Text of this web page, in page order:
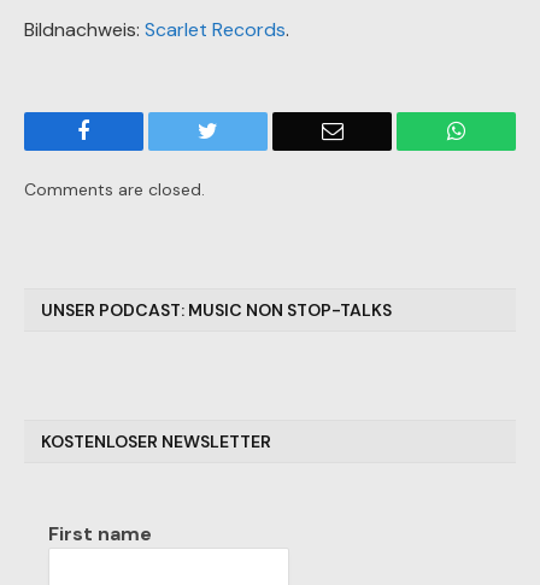
Bildnachweis: Scarlet Records.
Email
Comments are closed.
UNSER PODCAST: MUSIC NON STOP-TALKS
KOSTENLOSER NEWSLETTER
First name